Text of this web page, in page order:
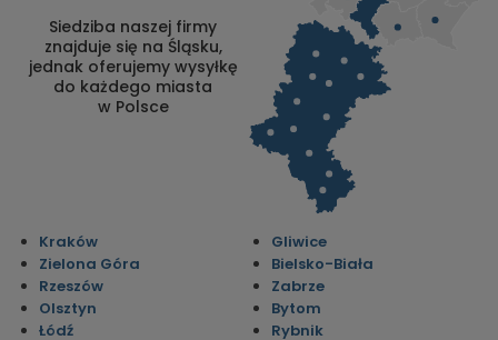
Siedziba naszej firmy
znajduje się na Śląsku,
jednak oferujemy wysyłkę
do każdego miasta
w Polsce
Kraków
Zielona Góra
Rzeszów
Olsztyn
Łódź
Gliwice
Bielsko-Biała
Zabrze
Bytom
Rybnik